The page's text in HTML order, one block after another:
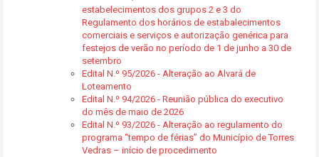
estabelecimentos dos grupos 2 e 3 do
Regulamento dos horários de estabalecimentos
comerciais e serviços e autorização genérica para
festejos de verão no período de 1 de junho a 30 de
setembro
Edital N.º 95/2026 - Alteração ao Alvará de
Loteamento
Edital N.º 94/2026 - Reunião pública do executivo
do mês de maio de 2026
Edital N.º 93/2026 - Alteração ao regulamento do
programa “tempo de férias” do Município de Torres
Vedras – início de procedimento